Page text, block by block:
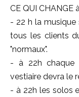
CE QUI CHANGE
- 22 h la musique
tous les clients
"normaux".
- à 22h chaque
vestiaire devra le
- à 22h les solos